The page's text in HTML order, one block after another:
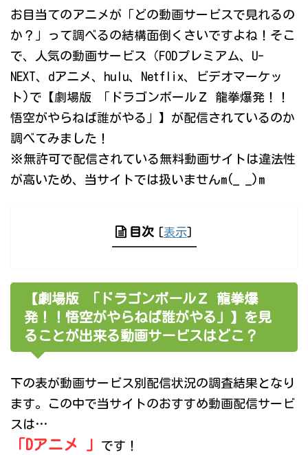
お目当てのアニメが「どの動画サービスで見れるの
か？」って調べるの結構面倒くさいですよね！そこ
で、人気の動画サービス（FODプレミアム、U-
NEXT、dアニメ、hulu、Netflix、ビデオマーケッ
ト)で【劇場版 「ドラゴンボールＺ 龍拳爆発！！
悟空がやらねば誰がやる」】が配信されているのか
調べてみました！
※無許可で配信されている無料動画サイトは違法性
が高いため、当サイトでは扱いませんm(_ _)m
目次 [表示]
【劇場版 「ドラゴンボールＺ 龍拳爆
発！！悟空がやらねば誰がやる」】を見
ることが出来る動画サービスはどこ？
下の表が動画サービス別配信状況の調査結果となり
ます。この中で当サイトのおすすめ動画配信サービ
スは…
「Dアニメ 」 です！